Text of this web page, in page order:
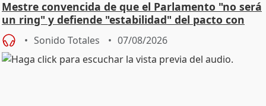
Mestre convencida de que el Parlamento "no será
un ring" y defiende "estabilidad" del pacto con
Vox
Sonido Totales 07/08/2026